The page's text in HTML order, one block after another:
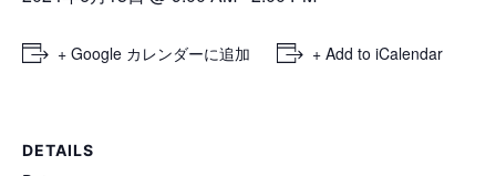
+ Google カレンダーに追加 + Add to iCalendar
DETAILS